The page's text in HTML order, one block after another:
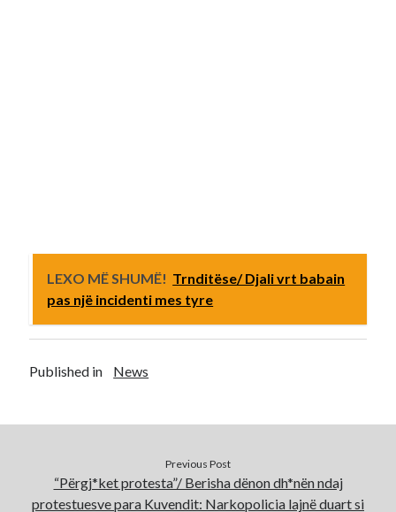
LEXO MË SHUMË! Trnditëse/ Djali vrt babain
pas një incidenti mes tyre
Published in News
Previous Post
“Përgj*ket protesta”/ Berisha dënon dh*nën ndaj
protestuesve para Kuvendit: Narkopolicia lajnë duart si